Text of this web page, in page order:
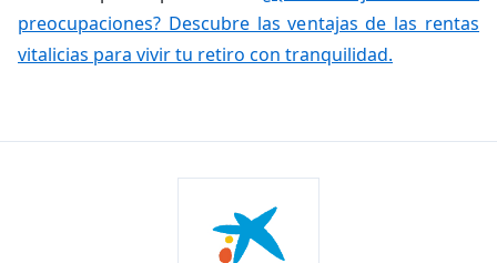
preocupaciones? Descubre las ventajas de las rentas
vitalicias para vivir tu retiro con tranquilidad.